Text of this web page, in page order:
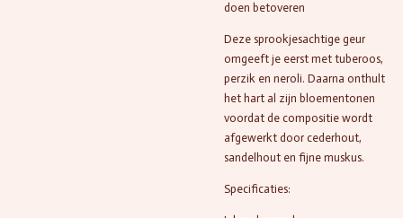
doen betoveren
Deze sprookjesachtige geur
omgeeft je eerst met tuberoos,
perzik en neroli. Daarna onthult
het hart al zijn bloementonen
voordat de compositie wordt
afgewerkt door cederhout,
sandelhout en fijne muskus.
Specificaties: